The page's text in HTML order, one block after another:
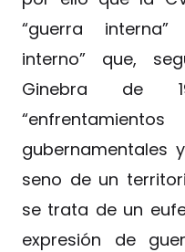
“guerra
interno” que,
Ginebra de
gubernamentales
seno de un
se trata de un
expresión de